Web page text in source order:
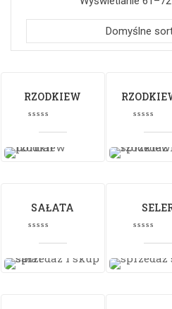
Domyślne
RZODKIEW
SAŁATA